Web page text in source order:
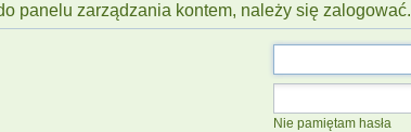
panelu zarządzania kontem, należy się zalogować.
Nie pamiętam hasła